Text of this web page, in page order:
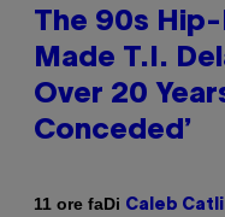
The 90s
Made T.I.
Over 20
Conceded’
11 ore faDi Caleb